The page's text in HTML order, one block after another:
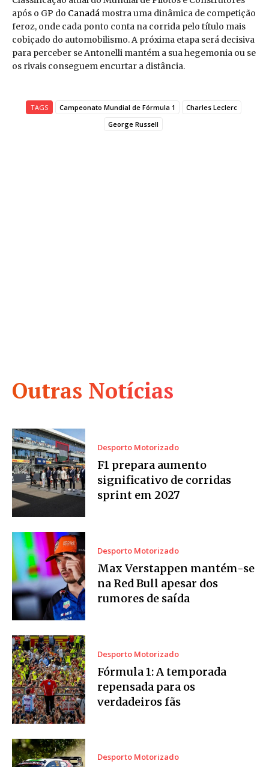
Outras Notícias
Desporto Motorizado
F1 prepara aumento
significativo de corridas
sprint em 2027
Desporto Motorizado
Max Verstappen mantém-se
na Red Bull apesar dos
rumores de saída
Desporto Motorizado
Fórmula 1: A temporada
repensada para os
verdadeiros fãs
Desporto Motorizado
após o GP do Canadá mostra uma dinâmica de competição
feroz, onde cada ponto conta na corrida pelo título mais
cobiçado do automobilismo. A próxima etapa será decisiva
para perceber se Antonelli mantém a sua hegemonia ou se
os rivais conseguem encurtar a distância.
TAGS Campeonato Mundial de Fórmula 1
Charles Leclerc
George Russell